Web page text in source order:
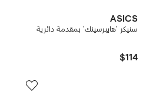
ASICS
سنيكر 'هايبرسينك' بمقدمة دائرية
$114